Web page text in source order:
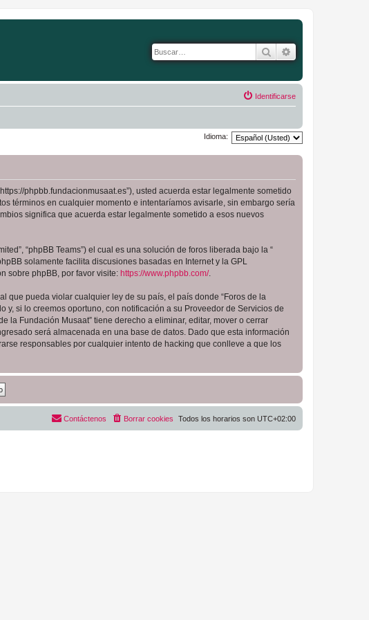
Buscar
Identificarse
Idioma:
phpbb.fundacionmusaat.es”), usted acuerda estar legalmente sometido
términos en cualquier momento e intentaríamos avisarle, sin embargo sería
significa que acuerda estar legalmente sometido a esos nuevos
“phpBB Teams”) el cual es una solución de foros liberada bajo la “
solamente facilita discusiones basadas en Internet y la GPL
sobre phpBB, por favor visite: https://www.phpbb.com/.
que pueda violar cualquier ley de su país, el país donde “Foros de la
si lo creemos oportuno, con notificación a su Proveedor de Servicios de
la Fundación Musaat” tiene derecho a eliminar, editar, mover o cerrar
será almacenada en una base de datos. Dado que esta información
responsables por cualquier intento de hacking que conlleve a que los
Todos los horarios son UTC+02:00
Borrar cookies
Contáctenos